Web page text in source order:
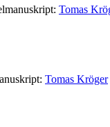
Tomas
Tomas Kröger